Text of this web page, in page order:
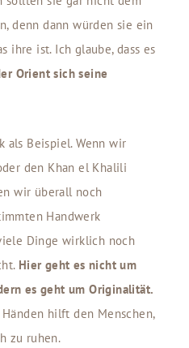
denn dann würden sie ein
ihre ist. Ich glaube, dass es
Orient sich seine
als Beispiel. Wenn wir
den Khan el Khalili
wir überall noch
Handwerk
Dinge wirklich noch
Hier geht es nicht um
es geht um Originalität.
hilft den Menschen,
zu ruhen.